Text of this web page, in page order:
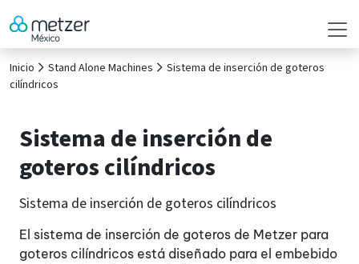
Inicio Stand Alone Machines
Sistema de inserción de goteros
cilíndricos
Sistema de inserción de
goteros cilíndricos
Sistema de inserción de goteros cilíndricos
El sistema de inserción de goteros de Metzer para
goteros cilíndricos está diseñado para el embebido